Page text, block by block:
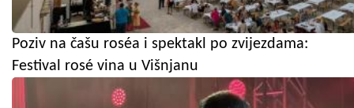
Poziv na čašu roséa i spektakl po zvijezdama:
Festival rosé vina u Višnjanu